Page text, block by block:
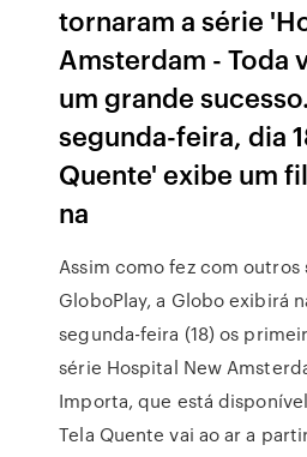
tornaram a série
Amsterdam - Toda
um grande
segunda-feira, dia
Quente' exibe um
na
Assim como fez com outros
GloboPlay, a Globo exibirá
segunda-feira (18) os
série Hospital New
Importa, que está
Tela Quente vai ao ar a